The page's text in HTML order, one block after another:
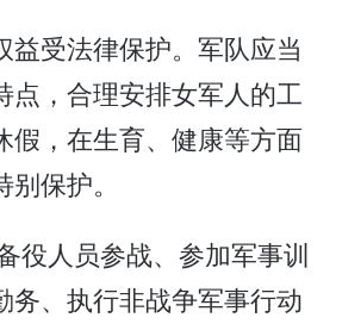
益受法律保护。军队应当
点，合理安排女军人的工
假，在生育、健康等方面
保护。
役人员参战、参加军事训
务、执行非战争军事行动